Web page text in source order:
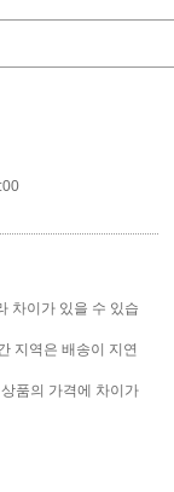
차이가 있을 수 있습
지역은 배송이 지연
품의 가격에 차이가